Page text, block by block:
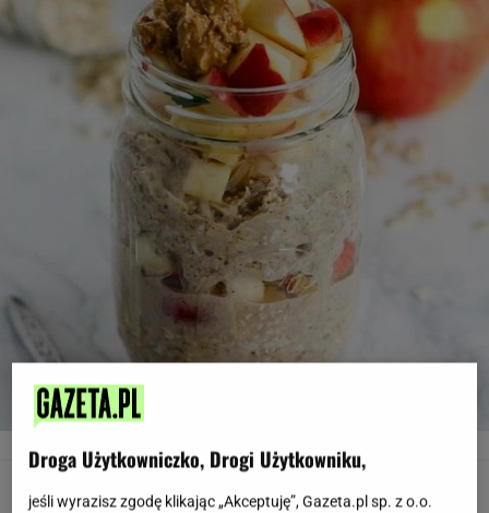
Jabłkowa owsianka
Droga Użytkowniczko, Drogi Użytkowniku,
jeśli wyrazisz zgodę klikając „Akceptuję”, Gazeta.pl sp. z o.o.